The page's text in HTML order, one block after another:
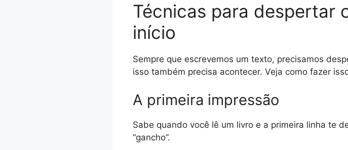
Técnicas para despertar
início
Sempre que escrevemos um texto, precisamos
isso também precisa acontecer. Veja como fazer
A primeira impressão
Sabe quando você lê um livro e a primeira linha te
“gancho”.